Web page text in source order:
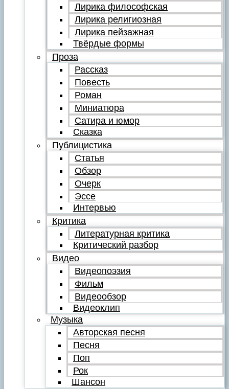
Лирика философская
Лирика религиозная
Лирика пейзажная
Твёрдые формы
Проза
Рассказ
Повесть
Роман
Миниатюра
Сатира и юмор
Сказка
Публицистика
Статья
Обзор
Очерк
Эссе
Интервью
Критика
Литературная критика
Критический разбор
Видео
Видеопоэзия
Фильм
Видеообзор
Видеоклип
Музыка
Авторская песня
Песня
Поп
Рок
Шансон